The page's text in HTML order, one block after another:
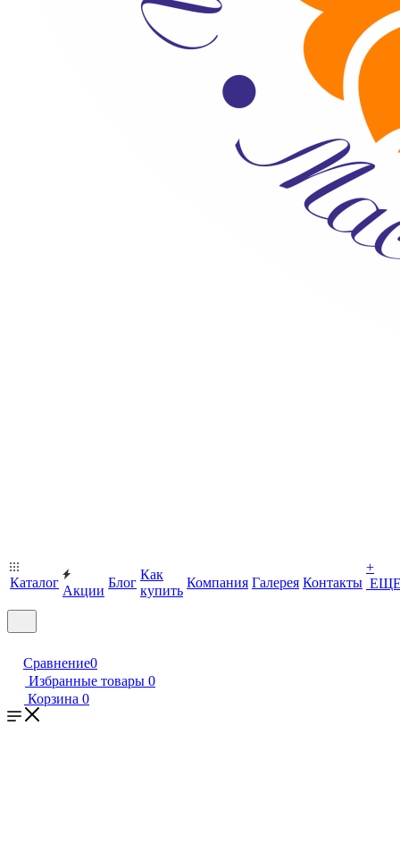
Каталог
Акции
Блог
Как
купить
Компания Галерея Контакты
+
Сравнение0
Избранные товары 0
Корзина 0